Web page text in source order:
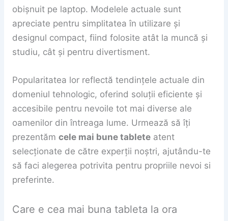
obișnuit pe laptop. Modelele actuale sunt
apreciate pentru simplitatea în utilizare și
designul compact, fiind folosite atât la muncă și
studiu, cât și pentru divertisment.
Popularitatea lor reflectă tendințele actuale din
domeniul tehnologic, oferind soluții eficiente și
accesibile pentru nevoile tot mai diverse ale
oamenilor din întreaga lume. Urmează să îți
prezentăm cele mai bune tableteatent
selecționate de către experții noștri, ajutându-te
să faci alegerea potrivita pentru propriile nevoi si
preferinte.
Care e cea mai buna tableta la ora